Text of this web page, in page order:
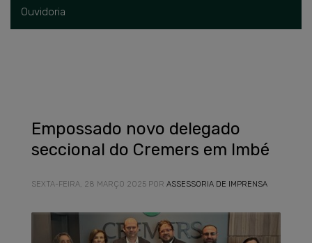
Ouvidoria
Empossado novo delegado
seccional do Cremers em Imbé
SEXTA-FEIRA, 28 MARÇO 2025 POR ASSESSORIA DE IMPRENSA